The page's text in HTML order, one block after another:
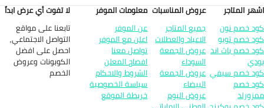
المتاجر
خصم نون
خصم تويو
خصم باث اند
خصم سيفي
خصم
عروض المناسبات
جميع المتاجر
الاعياد والعطلات
عروض الجمعة
السوداء
عروض الجمعة
البيضاء
عروض اليوم
معلومات الموفر
عن الموفر
اعلن مع الموفر
تواصل معنا
افصاح المعلن
الشروط والاحكام
سياسة الخصوصية
خريطة الموقع
لا تفوت أي عرض ابداً
تابعنا على مواقع
التواصل الاجتماعي,
احصل على افضل
الكوبونات وعروض
الخصم